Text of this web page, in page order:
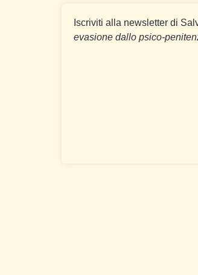
Iscriviti alla newsletter di
evasione dallo psico-